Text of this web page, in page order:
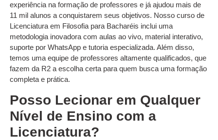
experiência na formação de professores e já ajudou mais de
11 mil alunos a conquistarem seus objetivos. Nosso curso de
Licenciatura em Filosofia para Bacharéis inclui uma
metodologia inovadora com aulas ao vivo, material interativo,
suporte por WhatsApp e tutoria especializada. Além disso,
temos uma equipe de professores altamente qualificados, que
fazem da R2 a escolha certa para quem busca uma formação
completa e prática.
Posso Lecionar em Qualquer
Nível de Ensino com a
Licenciatura?